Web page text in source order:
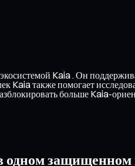
Kaia . Он
Kaia также помогает
больше Kaia-
защищенном